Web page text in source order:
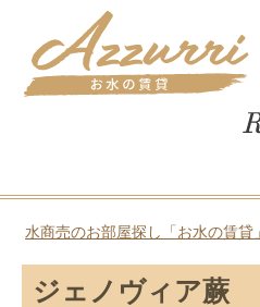
水商売のお部屋探し「お水の賃貸
ジェノヴィア蕨